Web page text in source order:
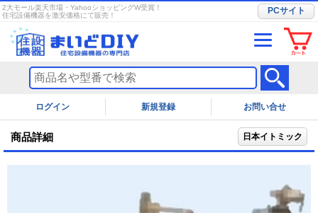
2大モール楽天市場・YahooショッピングW受賞！
住宅設備機器を激安価格にて販売！
PCサイト
ログイン お問い合せ
商品詳細 日本イトミック